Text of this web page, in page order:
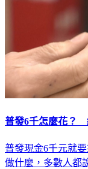
普發6千怎麼花？
普發現金6千元就
做什麼，多數人都